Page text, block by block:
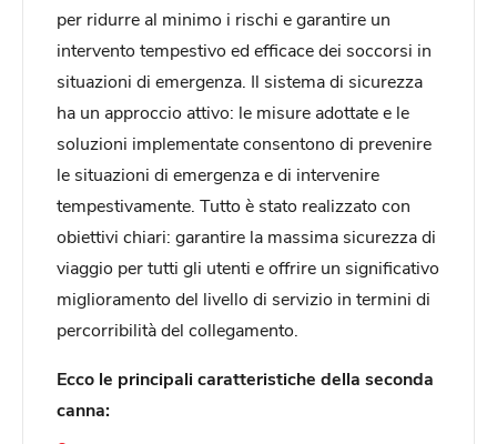
per ridurre al minimo i rischi e garantire un
intervento tempestivo ed efficace dei soccorsi in
situazioni di emergenza. Il sistema di sicurezza
ha un approccio attivo: le misure adottate e le
soluzioni implementate consentono di prevenire
le situazioni di emergenza e di intervenire
tempestivamente. Tutto è stato realizzato con
obiettivi chiari: garantire la massima sicurezza di
viaggio per tutti gli utenti e offrire un significativo
miglioramento del livello di servizio in termini di
percorribilità del collegamento.
Ecco le principali caratteristiche della seconda
canna: